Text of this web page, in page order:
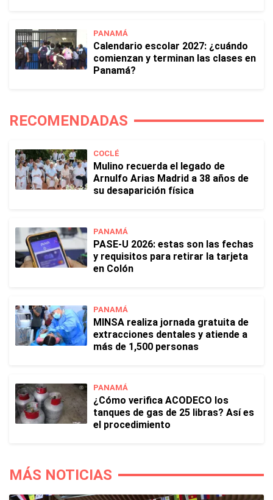
PANAMÁ
Calendario escolar 2027: ¿cuándo
comienzan y terminan las clases en
Panamá?
RECOMENDADAS
COCLÉ
Mulino recuerda el legado de
Arnulfo Arias Madrid a 38 años de
su desaparición física
PANAMÁ
PASE-U 2026: estas son las fechas
y requisitos para retirar la tarjeta
en Colón
PANAMÁ
MINSA realiza jornada gratuita de
extracciones dentales y atiende a
más de 1,500 personas
PANAMÁ
¿Cómo verifica ACODECO los
tanques de gas de 25 libras? Así es
el procedimiento
MÁS NOTICIAS